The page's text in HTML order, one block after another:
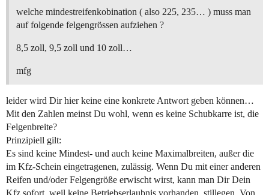
welche mindestreifenkobination ( also 225, 235… ) muss man
auf folgende felgengrössen aufziehen ?
8,5 zoll, 9,5 zoll und 10 zoll…
mfg
leider wird Dir hier keine eine konkrete Antwort geben können…
Mit den Zahlen meinst Du wohl, wenn es keine Schubkarre ist, die
Felgenbreite?
Prinzipiell gilt:
Es sind keine Mindest- und auch keine Maximalbreiten, außer die
im Kfz-Schein eingetragenen, zulässig. Wenn Du mit einer anderen
Reifen und/oder Felgengröße erwischt wirst, kann man Dir Dein
Kfz sofort, weil keine Betriebserlaubnis vorhanden, stillegen. Von